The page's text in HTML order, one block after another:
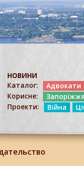
НОВИНИ
Каталог:
Адвокати
Корисне:
Запоріжжя
Проекти:
Війна